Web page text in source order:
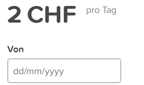
2 CHF pro Tag
Von